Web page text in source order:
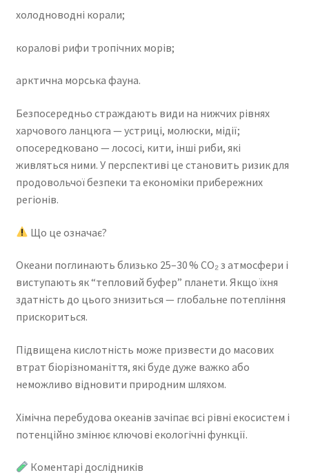
холодноводні корали;
коралові рифи тропічних морів;
арктична морська фауна.
Безпосередньо страждають види на нижчих рівнях
харчового ланцюга — устриці, молюски, мідії;
опосередковано — лососі, кити, інші риби, які
живляться ними. У перспективі це становить ризик для
продовольчої безпеки та економіки прибережних
регіонів.
Що це означає?
Океани поглинають близько 25–30 % CO₂ з атмосфери і
виступають як “тепловий буфер” планети. Якщо їхня
здатність до цього знизиться — глобальне потепління
прискориться.
Підвищена кислотність може призвести до масових
втрат біорізноманіття, які буде дуже важко або
неможливо відновити природним шляхом.
Хімічна перебудова океанів зачіпає всі рівні екосистем і
потенційно змінює ключові екологічні функції.
Коментарі дослідників